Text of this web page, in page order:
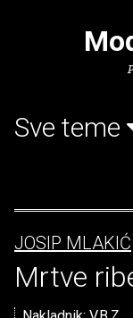
Sve teme
JOSIP MLAKIĆ
Mrtve